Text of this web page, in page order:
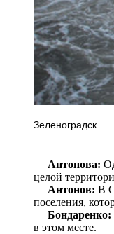
Зеленоградск
Антонова:
целой
Антонов: В
поселения,
Бондаренко:
в этом месте.